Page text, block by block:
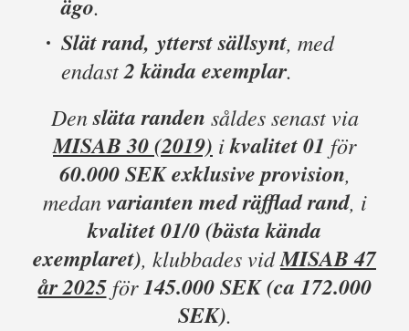
.
Slät rand, ytterst sällsynt, med
endast2 kända exemplar.
Densläta randen såldes senast via
MISAB 30 (2019) ikvalitet 01 för
60.000 SEK exklusive provision,
medanvarianten med räfflad rand, i
kvalitet 01/0 (bästa kända
exemplaret), klubbades vidMISAB 47
år 2025för145.000 SEK (ca 172.000
SEK).